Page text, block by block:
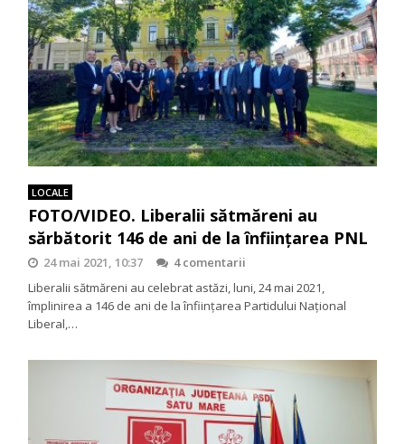
LOCALE
FOTO/VIDEO. Liberalii sătmăreni au
sărbătorit 146 de ani de la înființarea PNL
24 mai 2021, 10:37
4 comentarii
Liberalii sătmăreni au celebrat astăzi, luni, 24 mai 2021,
împlinirea a 146 de ani de la înființarea Partidului Național
Liberal,…